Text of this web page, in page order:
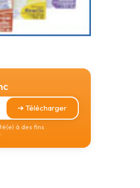
➔ Télécharger
à des fins